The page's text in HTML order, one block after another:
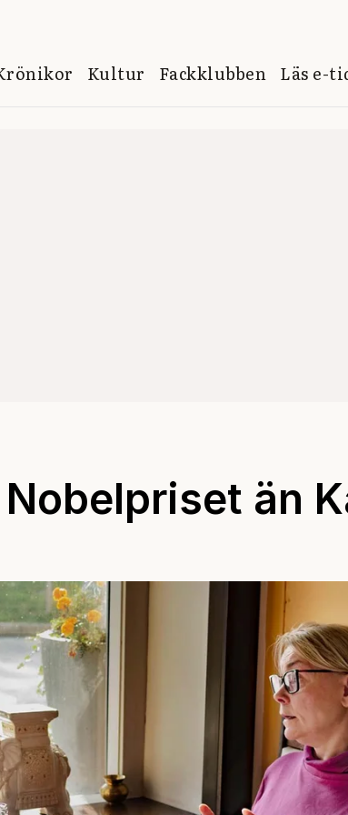
Kultur Fackklubben Läs e-
än